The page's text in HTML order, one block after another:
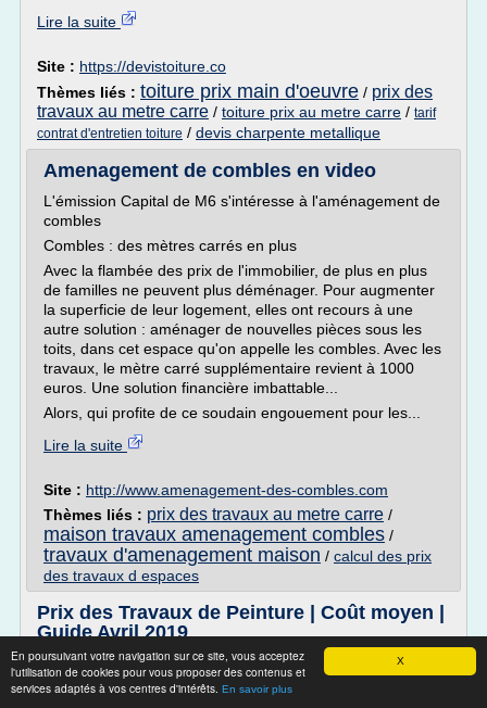
X
En poursuivant votre navigation sur ce site, vous acceptez
l'utilisation de cookies pour vous proposer des contenus et
services adaptés à vos centres d'intérêts. En savoir plus
Lire la suite
Site : https://devistoiture.co
Thèmes liés : toiture prix main d'oeuvre / prix des
travaux au metre carre / toiture prix au metre carre / tarif
contrat d'entretien toiture / devis charpente metallique
Amenagement de combles en video
L'émission Capital de M6 s'intéresse à l'aménagement de
combles
Combles : des mètres carrés en plus
Avec la flambée des prix de l'immobilier, de plus en plus
de familles ne peuvent plus déménager. Pour augmenter
la superficie de leur logement, elles ont recours à une
autre solution : aménager de nouvelles pièces sous les
toits, dans cet espace qu'on appelle les combles. Avec les
travaux, le mètre carré supplémentaire revient à 1000
euros. Une solution financière imbattable...
Alors, qui profite de ce soudain engouement pour les...
Lire la suite
Site : http://www.amenagement-des-combles.com
Thèmes liés : prix des travaux au metre carre /
maison travaux amenagement combles /
travaux d'amenagement maison / calcul des prix
des travaux d espaces
Prix des Travaux de Peinture | Coût moyen |
Guide Avril 2019
Prix des travaux de peinture selon le type
On a souvent tendance à choisir uniquement entre la